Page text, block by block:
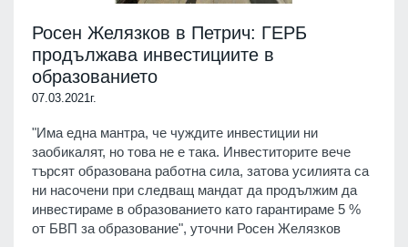
Росен Желязков в Петрич: ГЕРБ
продължава инвестициите в
образованието
07.03.2021г.
"Има една мантра, че чуждите инвестиции ни
заобикалят, но това не е така. Инвеститорите вече
търсят образована работна сила, затова усилията са
ни насочени при следващ мандат да продължим да
инвестираме в образованието като гарантираме 5 %
от БВП за образование", уточни Росен Желязков